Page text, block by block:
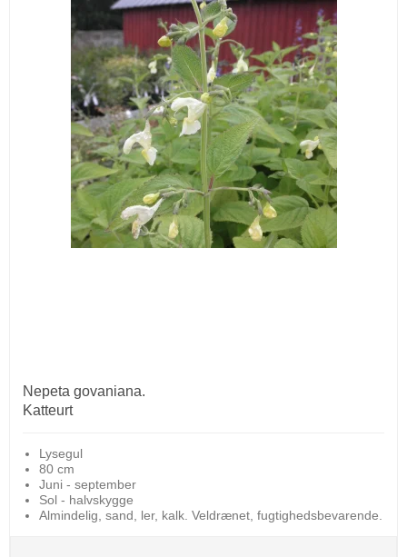
Nepeta govaniana.
Katteurt
Lysegul
80 cm
Juni - september
Sol - halvskygge
Almindelig, sand, ler, kalk. Veldrænet, fugtighedsbevarende.